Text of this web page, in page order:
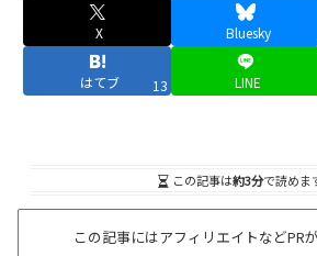
X Bluesky
はてブ 13 LINE
この記事は約3分で読めま
この記事にはアフィリエイトなどPR